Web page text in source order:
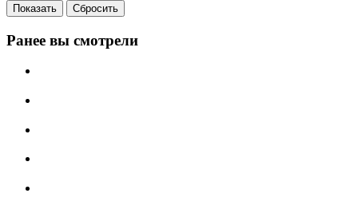
Сбросить
Ранее вы смотрели